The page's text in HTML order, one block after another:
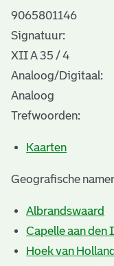
9065801146
Signatuur:
XII A 35 / 4
Analoog/Digitaal:
Analoog
Trefwoorden:
Kaarten
Geografische
Albrandswaard
Capelle aan den
Hoek van Holland